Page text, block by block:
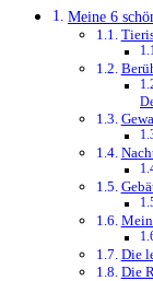
Meine 6
Mein
Die
Die